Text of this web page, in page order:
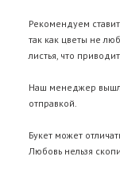
Рекомендуем
так как цветы не
листья, что
Наш менеджер
отправкой.
Букет может
Любовь нельзя